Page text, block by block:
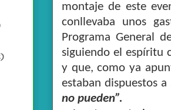
montaje de este
conllevaba unos
Programa General
siguiendo el espíritu
y que, como ya
estaban dispuestos
no pueden”.